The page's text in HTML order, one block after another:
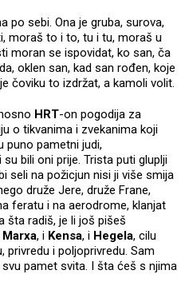
po sebi. Ona je gruba, surova,
moraš to i to, tu i tu, moraš u
moran se ispovidat, ko san, ča
oklen san, kad san rođen, koje
čoviku to izdržat, a kamoli volit.
HRT-on pogodija za
o tikvanima i zvekanima koji
puno pametni judi,
bili oni prije. Trista puti gluplji
seli na požicjun nisi ji više smija
druže Jere, druže Frane,
feratu i na aerodrome, klanjat
šta radiš, je li još pišeš
Marxa, i Kensa, i Hegela, cilu
privredu i poljoprivredu. Sam
pamet svita. I šta ćeš s njima